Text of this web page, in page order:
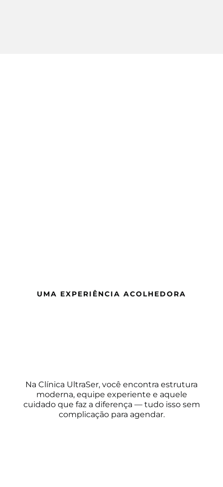
UMA EXPERIÊNCIA ACOLHEDORA
Na Clínica UltraSer, você encontra estrutura
moderna, equipe experiente e aquele
cuidado que faz a diferença — tudo isso sem
complicação para agendar.